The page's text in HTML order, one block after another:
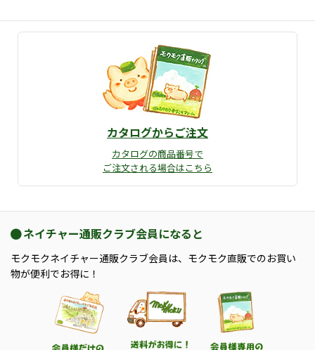
カタログからご注文
カタログの商品番号で
ご注文される場合はこちら
ネイチャー通販クラブ会員になると
モクモクネイチャー通販クラブ会員は、モクモク直販でのお買い
物が便利でお得に！